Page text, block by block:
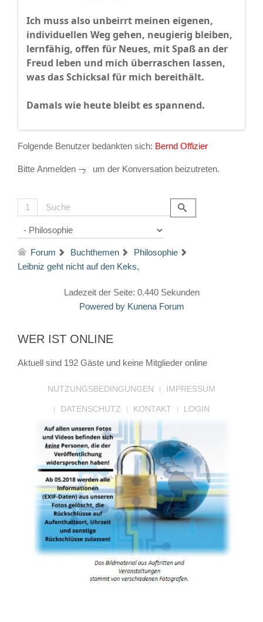
Ich muss also unbeirrt meinen eigenen,
individuellen Weg gehen, neugierig bleiben,
lernfähig, offen für Neues, mit Spaß an der
Freud leben und mich überraschen lassen,
was das Schicksal für mich bereithält.
Damals wie heute bleibt es spannend.
Folgende Benutzer bedankten sich: Bernd Offizier
Bitte Anmelden um der Konversation beizutreten.
1
Forum Buchthemen
Philosophie
Leibniz geht nicht auf den Keks,
Ladezeit der Seite: 0.440 Sekunden
Powered by Kunena Forum
WER IST ONLINE
Aktuell sind 192 Gäste und keine Mitglieder online
NUTZUNGSBEDINGUNGEN IMPRESSUM
DATENSCHUTZ KONTAKT LOGIN